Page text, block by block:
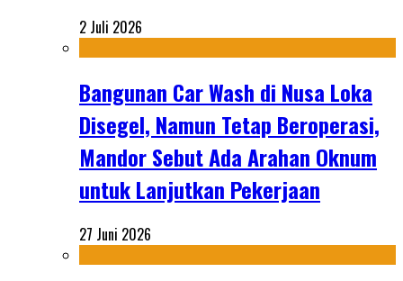
2 Juli 2026
Bangunan Car Wash di Nusa Loka
Disegel, Namun Tetap Beroperasi,
Mandor Sebut Ada Arahan Oknum
untuk Lanjutkan Pekerjaan
27 Juni 2026